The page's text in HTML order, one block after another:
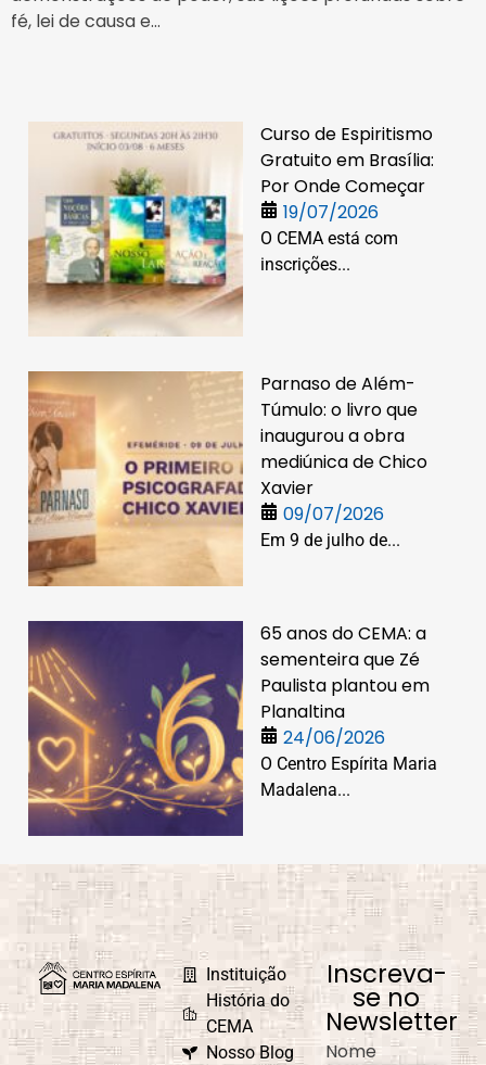
fé, lei de causa e...
Curso de Espiritismo
Gratuito em Brasília:
Por Onde Começar
19/07/2026
O CEMA está com
inscrições...
Parnaso de Além-
Túmulo: o livro que
inaugurou a obra
mediúnica de Chico
Xavier
09/07/2026
Em 9 de julho de...
65 anos do CEMA: a
sementeira que Zé
Paulista plantou em
Planaltina
24/06/2026
O Centro Espírita Maria
Madalena...
Instituição
História do
CEMA
Nosso Blog
Inscreva-
se no
Newsletter
Nome